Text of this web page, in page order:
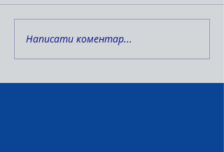
Написати коментар...